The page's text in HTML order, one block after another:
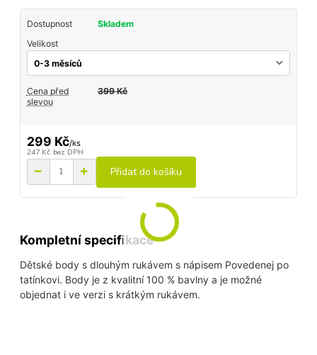
Dostupnost
Skladem
Velikost
Cena před
slevou
399 Kč
299 Kč/ks
247 Kč bez DPH
Přidat do košíku
Kompletní specifikace
Dětské body s dlouhým rukávem s nápisem Povedenej po
tatínkovi. Body je z kvalitní 100 % bavlny a je možné
objednat i ve verzi s krátkým rukávem.